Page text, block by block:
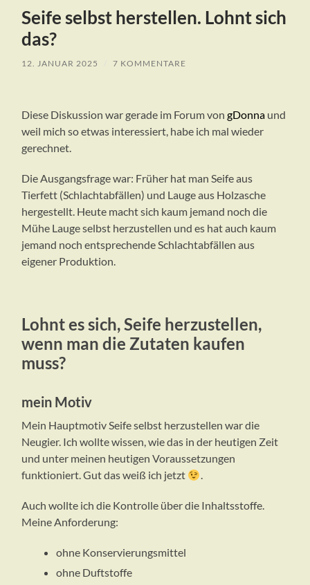
Seife selbst herstellen. Lohnt sich
das?
12. JANUAR 2025 7 KOMMENTARE
Diese Diskussion war gerade im Forum vongDonna und
weil mich so etwas interessiert, habe ich mal wieder
gerechnet.
Die Ausgangsfrage war: Früher hat man Seife aus
Tierfett (Schlachtabfällen) und Lauge aus Holzasche
hergestellt. Heute macht sich kaum jemand noch die
Mühe Lauge selbst herzustellen und es hat auch kaum
jemand noch entsprechende Schlachtabfällen aus
eigener Produktion.
Lohnt es sich, Seife herzustellen,
wenn man die Zutaten kaufen
muss?
mein Motiv
Mein Hauptmotiv Seife selbst herzustellen war die
Neugier. Ich wollte wissen, wie das in der heutigen Zeit
und unter meinen heutigen Voraussetzungen
funktioniert. Gut das weiß ich jetzt
.
Auch wollte ich die Kontrolle über die Inhaltsstoffe.
Meine Anforderung:
ohne Konservierungsmittel
ohne Duftstoffe